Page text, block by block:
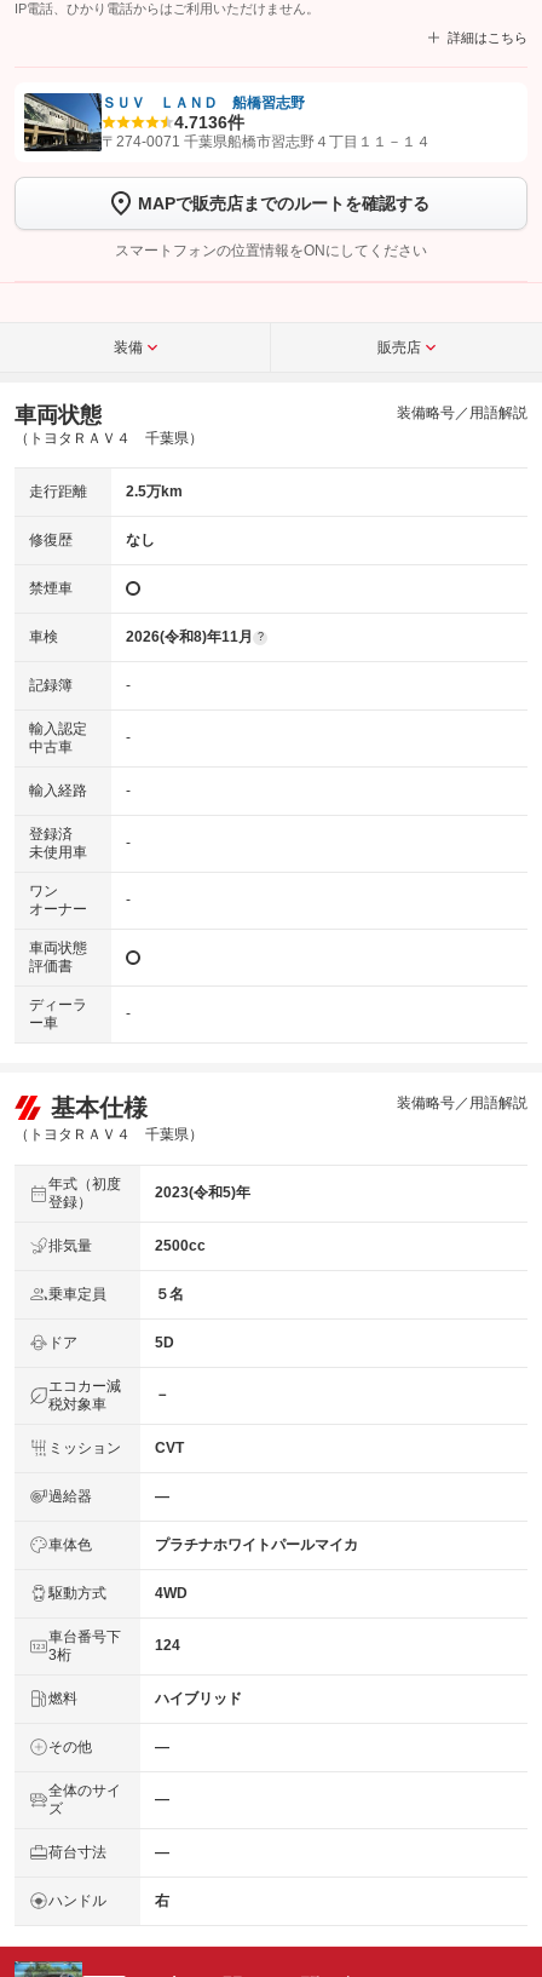
IP電話、ひかり電話からはご利用いただけません。
詳細はこちら
【STEP1】認証画面でグーネットを友だち追加してから「許可する」ボタンを押
トーク画面で
ボタンをタップして問い合わせを
完了してください。
こちら
ＳＵＶ ＬＡＮＤ 船橋習志野
4.7136件
〒274-0071 千葉県船橋市習志野４丁目１１－１４
MAPで販売店までのルートを確認する
スマートフォンの位置情報をONにしてください
装備 販売店
車両状態
（トヨタＲＡＶ４ 千葉県）
装備略号／用語解説
走行距離 2.5万km
修復歴 なし
禁煙車
車検 2026(令和8)年11月 ?
記録簿 -
輸入認定
中古車
-
輸入経路 -
登録済
未使用車
-
ワン
オーナー
-
車両状態
評価書
ディーラ
ー車
-
基本仕様
（トヨタＲＡＶ４ 千葉県）
装備略号／用語解説
年式（初度
登録）
2023(令和5)年
排気量 2500cc
乗車定員 ５名
ドア 5D
エコカー減
税対象車
－
ミッション CVT
過給器 ―
車体色 プラチナホワイトパールマイカ
駆動方式 4WD
車台番号下
3桁
124
燃料 ハイブリッド
その他 ―
全体のサイ
ズ
―
荷台寸法 ―
ハンドル 右